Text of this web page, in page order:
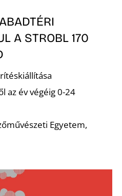
A STROBL 170
az év végéig 0-24
Egyetem,